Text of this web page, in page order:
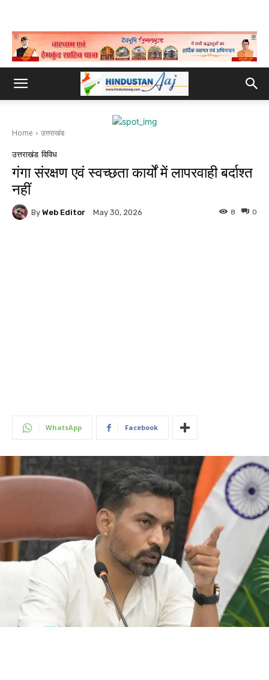
Home उत्तराखंड
उत्तराखंड विविध
गंगा संरक्षण एवं स्वच्छता कार्यों में लापरवाही बर्दाश्त
नहीं
By Web Editor May 30, 2026 0
8
WhatsApp Facebook